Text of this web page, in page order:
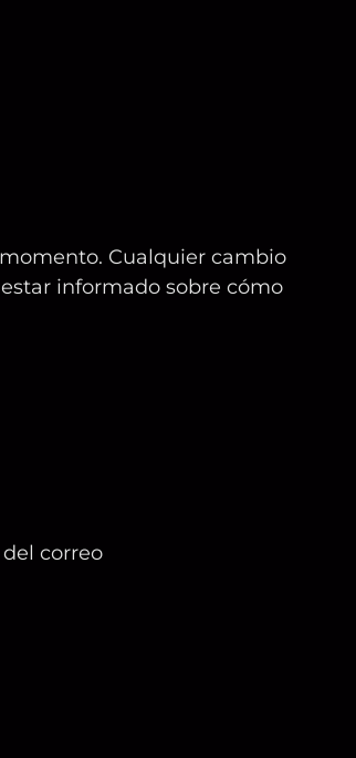
momento. Cualquier cambio
informado sobre cómo
correo